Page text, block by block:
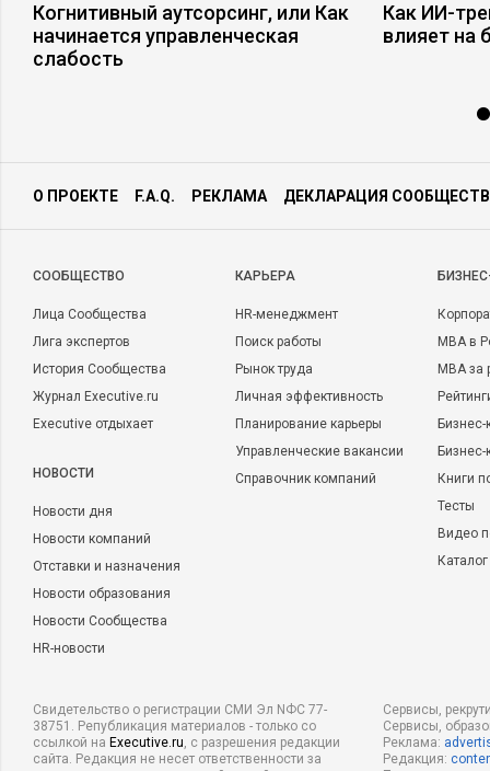
Когнитивный аутсорсинг, или Как
начинается управленческая
слабость
Как ИИ-
влияет на
О ПРОЕКТЕ F.A.Q. РЕКЛАМА ДЕКЛАРАЦИЯ
CООБЩЕСТВО
Лица Сообщества
Лига экспертов
История Сообщества
Журнал Executive.ru
Executive отдыхает
НОВОСТИ
Новости дня
Новости компаний
Отставки и назначения
Новости образования
Новости Сообщества
HR-новости
КАРЬЕРА
HR-менеджмент
Поиск работы
Рынок труда
Личная эффективность
Планирование карьеры
Управленческие вакансии
Справочник компаний
MBA в
MBA
Бизнес-
Книги
Тесты
Видео
Свидетельство о регистрации СМИ Эл NФС 77-
38751. Републикация материалов - только со
ссылкой на Executive.ru, с разрешения редакции
сайта. Редакция не несет ответственности за
Сервисы,
Сервисы,
Реклама:
Редакция: